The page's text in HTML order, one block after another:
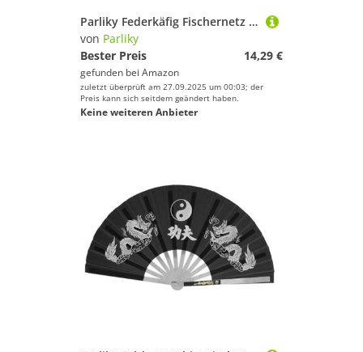
Parliky Federkäfig Fischernetz Krabbenfangnetz Großes Fischnetz Faltbar Fangnetz Hummernetz Faltfalle Flusskrebs Garnelennetz Garnelen Fischerkäfig Fischnetz Fischernetz
von Parliky
Bester Preis
14,29 €
gefunden bei Amazon
zuletzt überprüft am 27.09.2025 um 00:03; der
Preis kann sich seitdem geändert haben.
Keine weiteren Anbieter